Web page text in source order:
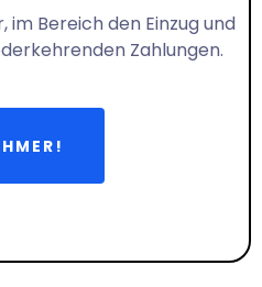
im Bereich den Einzug und
Zahlungen.